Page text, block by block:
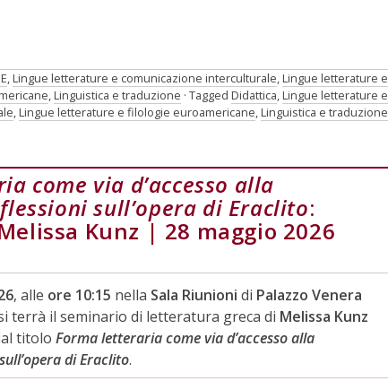
,Lingue letterature e comunicazione interculturale,Lingue letterature e
,Linguistica e traduzione Tagged Didattica,Lingue letterature e
,Lingue letterature e filologie euroamericane,Linguistica e traduzione
come via d’accesso alla
sull’opera di Eraclito:
Kunz | 28 maggio 2026
, alle ore 10:15 nella Sala Riunioni di Palazzo Venera
terrà il seminario di letteratura greca di Melissa Kunz
titolo Forma letteraria come via d’accesso alla
di Eraclito.